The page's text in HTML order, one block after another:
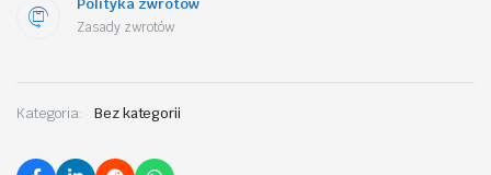
Polityka zwrotów
Zasady zwrotów
Kategoria: Bez kategorii